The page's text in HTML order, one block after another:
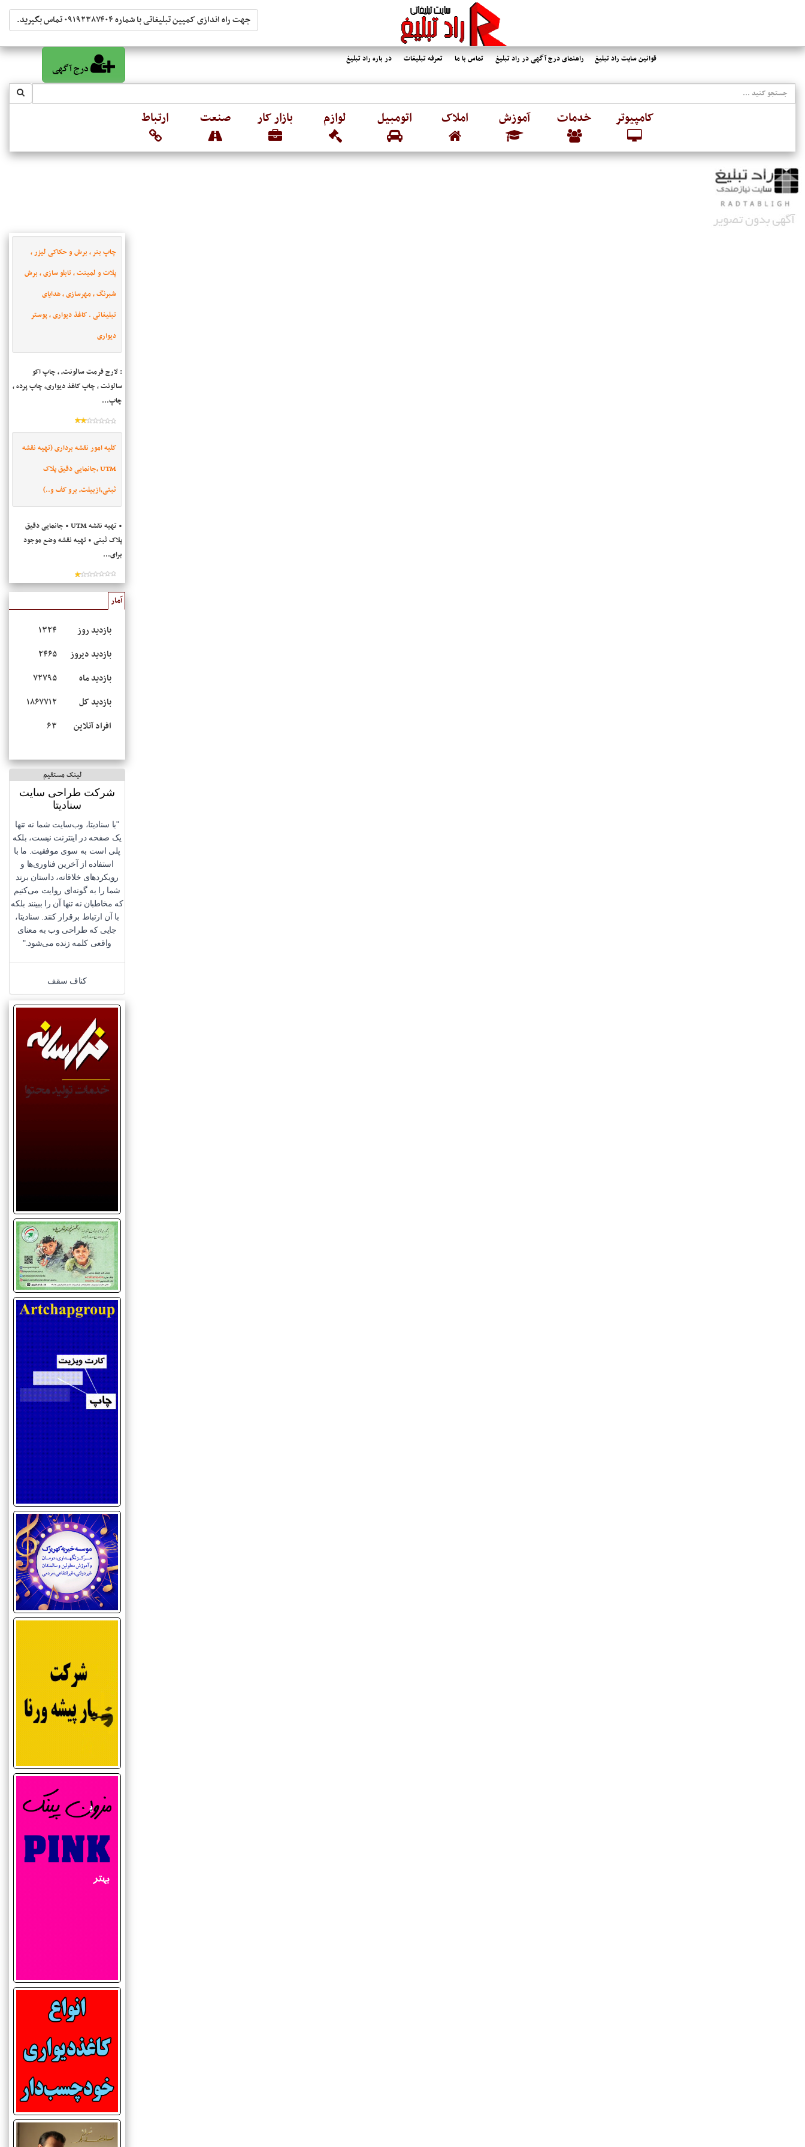
جهت راه اندازی کمپین تبلیغاتی با شماره ۰۹۱۹۲۳۸۷۴۰۴ تماس بگیرید.
درج آگهی
قوانین سایت راد تبلیغ راهنمای درج آگهی در راد تبلیغ تماس با ما تعرفه تبلیغات در باره راد تبلیغ
کامپیوتر خدمات آموزش املاک اتومبیل لوازم بازار کار صنعت ارتباط
چاپ بنر ، برش و حکاکی لیزر ،
پلات و لمینت ، تابلو سازی ، برش
شبرنگ ، مهرسازی ، هدایای
تبلیغاتی . کاغذ دیواری ، پوستر
دیواری
: لارج فرمت سالونت، ، چاپ اکو
سالونت ، چاپ کاغذ دیواری، چاپ پرده ،
چاپ...
کلیه امور نقشه برداری (تهیه نقشه
UTM ،جانمایی دقیق پلاک
ثبتی،ازبیلت، برو کف و..)
• تهیه نقشه UTM • جانمایی دقیق
پلاک ثبتی • تهیه نقشه وضع موجود
برای...
آمار
بازدید روز
۱۳۲۴
بازدید دیروز
۲۴۶۵
بازدید ماه
۷۲۷۹۵
بازدید کل
۱۸۶۷۷۱۲
افراد آنلاین
۶۳
لینک مستقیم
شرکت طراحی سایت
سنادیتا
"با سنادیتا، وب‌سایت شما نه تنها
یک صفحه در اینترنت نیست، بلکه
پلی است به سوی موفقیت. ما با
استفاده از آخرین فناوری‌ها و
رویکردهای خلاقانه، داستان برند
شما را به گونه‌ای روایت می‌کنیم
که مخاطبان نه تنها آن را ببینند بلکه
با آن ارتباط برقرار کنند. سنادیتا،
جایی که طراحی وب به معنای
واقعی کلمه زنده می‌شود."
کناف سقف